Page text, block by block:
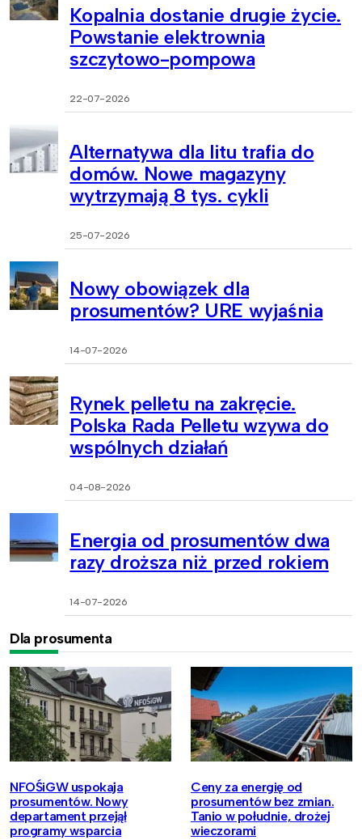
Kopalnia dostanie drugie życie.
Powstanie elektrownia
szczytowo-pompowa
22-07-2026
Alternatywa dla litu trafia do
domów. Nowe magazyny
wytrzymają 8 tys. cykli
25-07-2026
Nowy obowiązek dla
prosumentów? URE wyjaśnia
14-07-2026
Rynek pelletu na zakręcie.
Polska Rada Pelletu wzywa do
wspólnych działań
04-08-2026
Energia od prosumentów dwa
razy droższa niż przed rokiem
14-07-2026
Dla prosumenta
NFOŚiGW uspokaja
prosumentów. Nowy
departament przejął
programy wsparcia
Ceny za energię od
prosumentów bez zmian.
Tanio w południe, drożej
wieczorami